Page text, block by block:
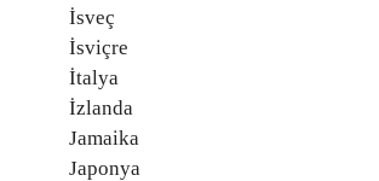
İsveç
İsviçre
İtalya
İzlanda
Jamaika
Japonya